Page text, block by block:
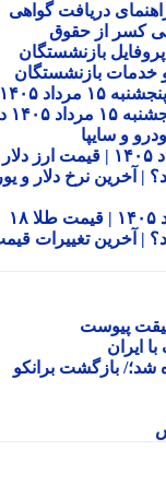
دریافت گواهی
از حقوق
بازنشستگان
بازنشستگان
قیمت خودروهای ایران خودرو سایپا امروز پنجشنبه ۱۵ مرداد ۱۴۰۵ |
قیمت خودروهای ایران خودرو سایپا امروز پنجشنبه ۱۵ مرداد ۱۴۰۵ در
سایپا
قیمت ارز دلار یورو امروز پنجشنبه ۱۵ مرداد ۱۴۰۵ | قیمت ارز دلار
۱۴۰۵ چقدر شد؟ | آخرین نرخ دلار و یورو
قیمت طلا ۱۸ عیار امروز پنجشنبه ۱۵ مرداد ۱۴۰۵ | قیمت طلا ۱۸
۱۴۰۵ چقدر شد؟ | آخرین تغییرات قیمت
پیوست
بازگشت برانکو